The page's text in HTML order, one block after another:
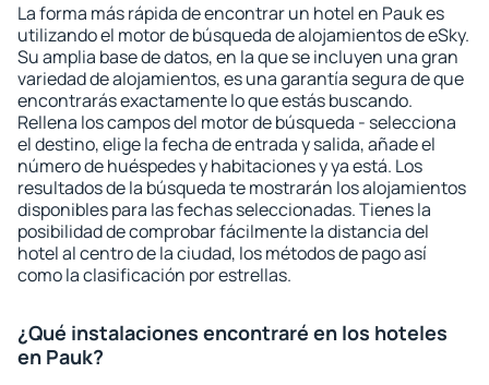
La forma más rápida de encontrar un hotel en Pauk es
utilizando el motor de búsqueda de alojamientos de eSky.
Su amplia base de datos, en la que se incluyen una gran
variedad de alojamientos, es una garantía segura de que
encontrarás exactamente lo que estás buscando.
Rellena los campos del motor de búsqueda - selecciona
el destino, elige la fecha de entrada y salida, añade el
número de huéspedes y habitaciones y ya está. Los
resultados de la búsqueda te mostrarán los alojamientos
disponibles para las fechas seleccionadas. Tienes la
posibilidad de comprobar fácilmente la distancia del
hotel al centro de la ciudad, los métodos de pago así
como la clasificación por estrellas.
¿Qué instalaciones encontraré en los hoteles
en Pauk?